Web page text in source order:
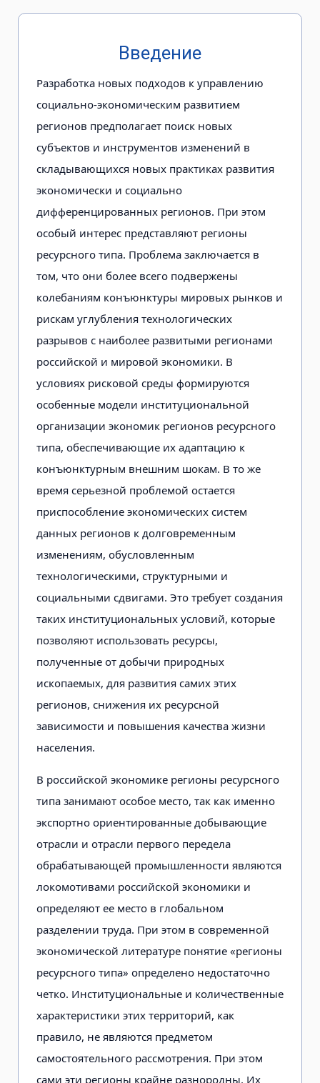
Введение
Разработка новых подходов к управлению
социально-экономическим развитием
регионов предполагает поиск новых
субъектов и инструментов изменений в
складывающихся новых практиках развития
экономически и социально
дифференцированных регионов. При этом
особый интерес представляют регионы
ресурсного типа. Проблема заключается в
том, что они более всего подвержены
колебаниям конъюнктуры мировых рынков и
рискам углубления технологических
разрывов с наиболее развитыми регионами
российской и мировой экономики. В
условиях рисковой среды формируются
особенные модели институциональной
организации экономик регионов ресурсного
типа, обеспечивающие их адаптацию к
конъюнктурным внешним шокам. В то же
время серьезной проблемой остается
приспособление экономических систем
данных регионов к долговременным
изменениям, обусловленным
технологическими, структурными и
социальными сдвигами. Это требует создания
таких институциональных условий, которые
позволяют использовать ресурсы,
полученные от добычи природных
ископаемых, для развития самих этих
регионов, снижения их ресурсной
зависимости и повышения качества жизни
населения.
В российской экономике регионы ресурсного
типа занимают особое место, так как именно
экспортно ориентированные добывающие
отрасли и отрасли первого передела
обрабатывающей промышленности являются
локомотивами российской экономики и
определяют ее место в глобальном
разделении труда. При этом в современной
экономической литературе понятие «регионы
ресурсного типа» определено недостаточно
четко. Институциональные и количественные
характеристики этих территорий, как
правило, не являются предметом
самостоятельного рассмотрения. При этом
сами эти регионы крайне разнородны. Их